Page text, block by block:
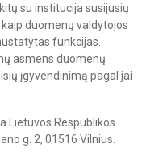
su institucija susijusių
duomenų valdytojos
funkcijas.
asmens duomenų
įgyvendinimą pagal jai
Lietuvos Respublikos
g. 2, 01516 Vilnius.